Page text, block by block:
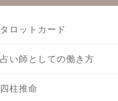
タロットカード
占い師としての働き方
四柱推命